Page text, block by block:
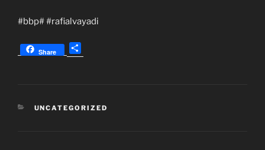
#bbp# #rafialvayadi
Share
h
KATEGORI
UNCATEGORIZED